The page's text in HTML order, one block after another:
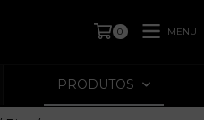
0 MENU
PRODUTOS